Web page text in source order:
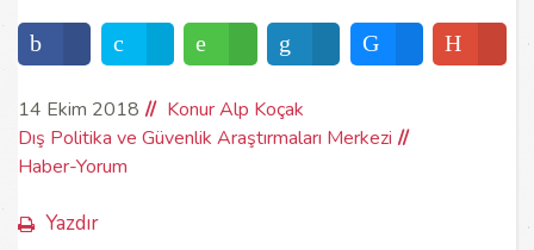
14 Ekim 2018
Konur Alp Koçak
Dış Politika ve Güvenlik Araştırmaları Merkezi
Haber-Yorum
Yazdır